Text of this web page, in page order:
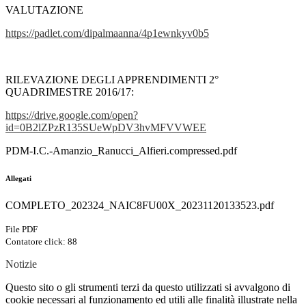
VALUTAZIONE
https://padlet.com/dipalmaanna/4p1ewnkyv0b5
RILEVAZIONE DEGLI APPRENDIMENTI 2°
QUADRIMESTRE 2016/17:
https://drive.google.com/open?
id=0B2lZPzR135SUeWpDV3hvMFVVWEE
PDM-I.C.-Amanzio_Ranucci_Alfieri.compressed.pdf
Allegati
COMPLETO_202324_NAIC8FU00X_20231120133523.pdf
File PDF
Contatore click: 88
Notizie
Questo sito o gli strumenti terzi da questo utilizzati si avvalgono di
cookie necessari al funzionamento ed utili alle finalità illustrate nella